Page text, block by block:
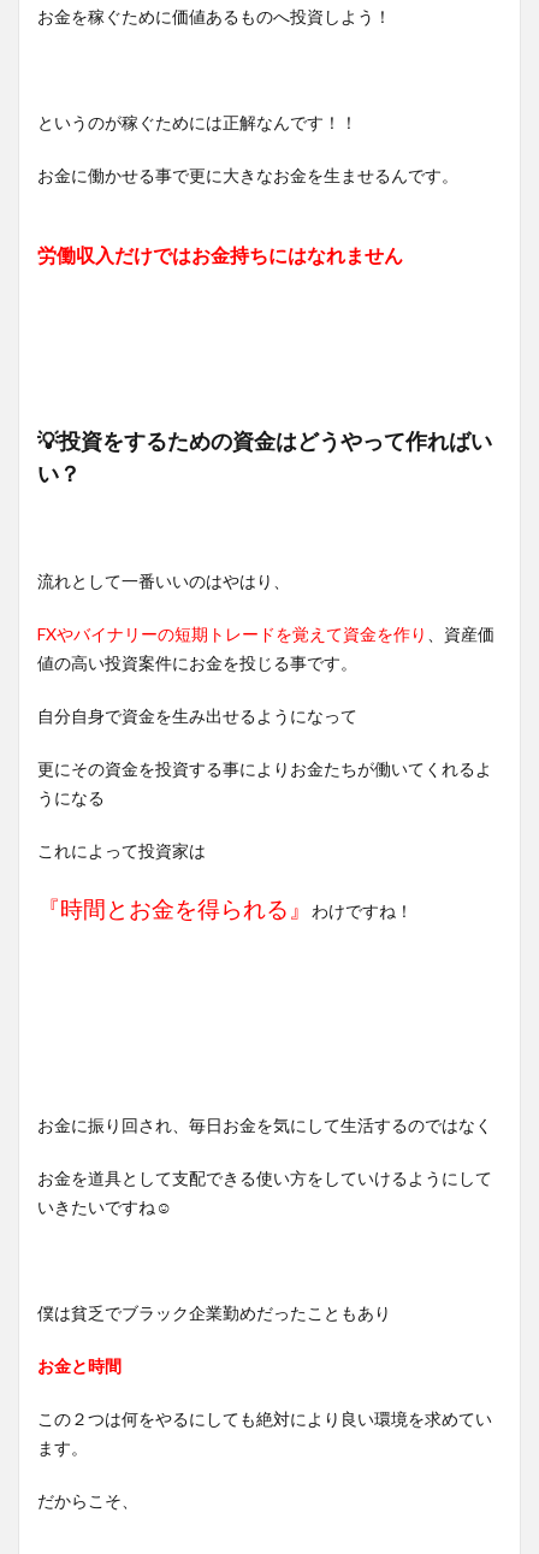
お金を稼ぐために価値あるものへ投資しよう！
というのが稼ぐためには正解なんです！！
お金に働かせる事で更に大きなお金を生ませるんです。
労働収入だけではお金持ちにはなれません
💡投資をするための資金はどうやって作ればい
い？
流れとして一番いいのはやはり、
FXやバイナリーの短期トレードを覚えて資金を作り
、資産価
値の高い投資案件にお金を投じる事です。
自分自身で資金を生み出せるようになって
更にその資金を投資する事によりお金たちが働いてくれるよ
うになる
これによって投資家は
『時間とお金を得られる』 わけですね！
お金に振り回され、毎日お金を気にして生活するのではなく
お金を道具として支配できる使い方をしていけるようにして
いきたいですね☺
僕は貧乏でブラック企業勤めだったこともあり
お金と時間
この２つは何をやるにしても絶対により良い環境を求めてい
ます。
だからこそ、